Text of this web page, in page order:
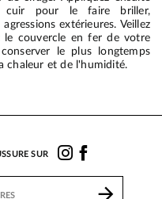
pour le faire briller,
extérieures. Veillez
le couvercle en fer de votre
le plus longtemps
chaleur et de l'humidité.
SUR